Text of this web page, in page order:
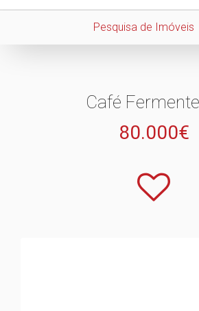
Pesquisa de Imóveis
Café
80.000€